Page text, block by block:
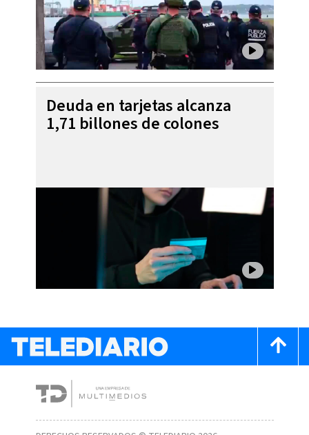
Deuda en tarjetas alcanza
1,71 billones de colones